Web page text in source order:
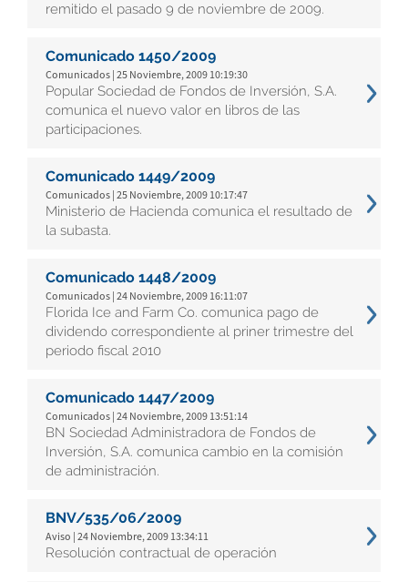
remitido el pasado 9 de noviembre de 2009.
Comunicado 1450/2009
Comunicados | 25 Noviembre, 2009 10:19:30
Popular Sociedad de Fondos de Inversión, S.A.
comunica el nuevo valor en libros de las
participaciones.
Comunicado 1449/2009
Comunicados | 25 Noviembre, 2009 10:17:47
Ministerio de Hacienda comunica el resultado de
la subasta.
Comunicado 1448/2009
Comunicados | 24 Noviembre, 2009 16:11:07
Florida Ice and Farm Co. comunica pago de
dividendo correspondiente al priner trimestre del
periodo fiscal 2010
Comunicado 1447/2009
Comunicados | 24 Noviembre, 2009 13:51:14
BN Sociedad Administradora de Fondos de
Inversión, S.A. comunica cambio en la comisión
de administración.
BNV/535/06/2009
Aviso | 24 Noviembre, 2009 13:34:11
Resolución contractual de operación